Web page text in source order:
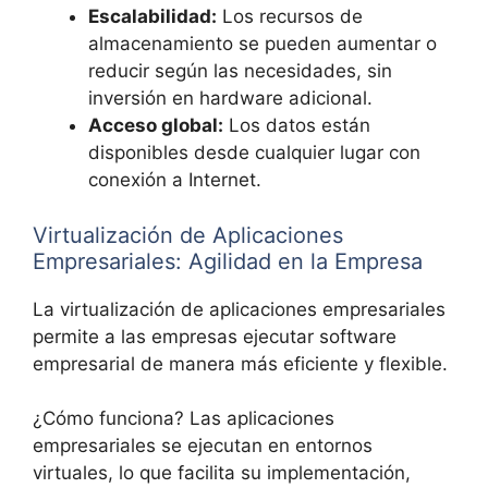
Escalabilidad: Los recursos de
almacenamiento se pueden aumentar o
reducir según las necesidades, sin
inversión en hardware adicional.
Acceso global: Los datos están
disponibles desde cualquier lugar con
conexión a Internet.
Virtualización de Aplicaciones
Empresariales: Agilidad en la Empresa
La virtualización de aplicaciones empresariales
permite a las empresas ejecutar software
empresarial de manera más eficiente y flexible.
¿Cómo funciona? Las aplicaciones
empresariales se ejecutan en entornos
virtuales, lo que facilita su implementación,